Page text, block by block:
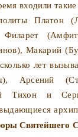
входили
Платон
Макарий
лет
Арсений
Тихон и
Святейшего